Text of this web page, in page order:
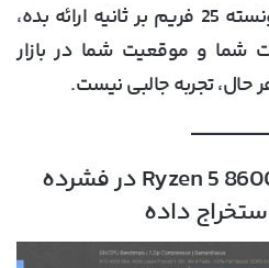
نیست. Ryzen 5 8600G تونسته 25 فریم بر ثانیه ارائه بده،
شما و موقعیت شما در بازار
حال، تجربه جالبی نیست.
عملکرد پردازنده Ryzen 5 8600G در فشرده
داده